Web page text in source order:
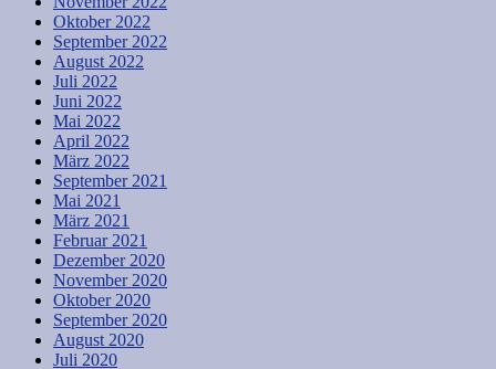
Oktober 2022
September 2022
August 2022
Juli 2022
Juni 2022
Mai 2022
April 2022
März 2022
September 2021
Mai 2021
März 2021
Februar 2021
Dezember 2020
November 2020
Oktober 2020
September 2020
August 2020
Juli 2020